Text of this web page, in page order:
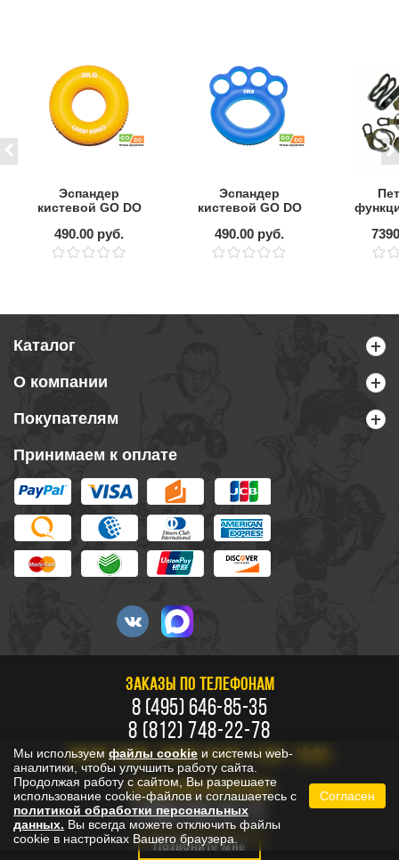
Эспандер
кистевой GO DO
490.00 руб.
Эспандер
кистевой GO DO
(13кг)
490.00 руб.
Каталог
О компании
Покупателям
Принимаем к оплате
ЗАКАЗЫ ПО ТЕЛЕФОНАМ
8 (495) 646-85-35
8 (812) 748-22-78
ПН-ПТ: 10:00 - 20:00, СБ-ВС: 11:00 - 18:00
БЕСПЛАТНО ПО РОССИИ
8 800 333-53-73
Позвоните мне
Мы используем файлы cookie и системы web-
аналитики, чтобы улучшить работу сайта.
Продолжая работу с сайтом, Вы разрешаете
использование cookie-файлов и соглашаетесь с
политикой обработки персональных
данных. Вы всегда можете отключить файлы
cookie в настройках Вашего браузера.
Согласен